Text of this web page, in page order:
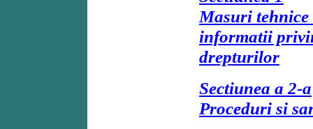
Masuri tehnice
informatii
drepturilor
Sectiunea a 2-a
Proceduri si